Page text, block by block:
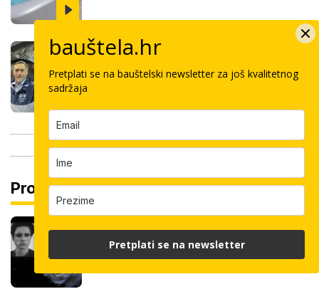
Koliko košta keramičar za kvadrat
dimenzije keramike, ali i lokacija
Pročitaj još
učenik: 'Pamtit ćemo ga po dobroti i
osmijehu'
bauštela.hr
Pretplati se na bauštelski newsletter za još kvalitetnog
sadržaja
Pretplati se na newsletter